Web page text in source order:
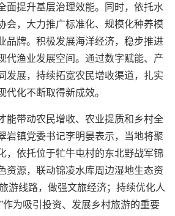
面提升基层治理效能。同时，依托水
会，大力推广标准化、规模化种养模
品牌。积极发展海洋经济，稳步推进
代渔业发展空间。通过数字赋能、产
发展，持续拓宽农民增收渠道，扎实
代化不断取得新成效。
能带动农民增收、农业提质和乡村全
岩镇党委书记李明晏表示，当地将聚
，依托位于牤牛屯村的东北野战军锦
资源，联动锦凌水库周边湿地生态资
游线路，做强文旅经济；持续优化人
作为吸引投资、发展乡村旅游的重要